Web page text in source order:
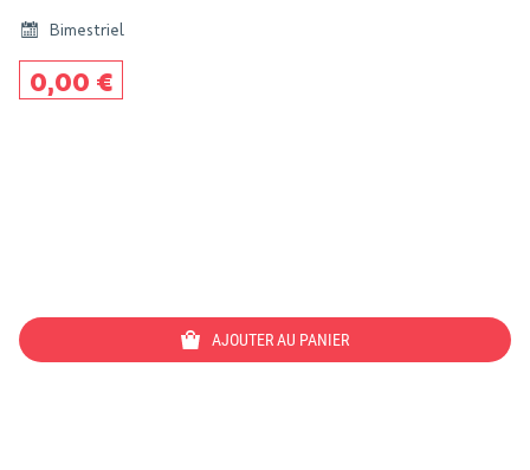
beginning
of
the
Bimestriel
0,00 €
AJOUTER AU PANIER